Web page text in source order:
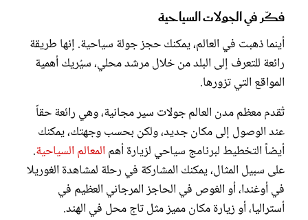
فكّر في الجولات السياحية
أينما ذهبت في العالم، يمكنك حجز جولة سياحية. إنها طريقة
رائعة للتعرف إلى البلد من خلال مرشد محلي، سيُريك أهمية
المواقع التي تزورها.
تُقدم معظم مدن العالم جولات سير مجانية، وهي رائعة حقاً
عند الوصول إلى مكان جديد، ولكن بحسب وجهتك، يمكنك
أيضاً التخطيط لبرنامج سياحي لزيارة أهم المعالم السياحية.
على سبيل المثال، يمكنك المشاركة في رحلة لمشاهدة الغوريلا
في أوغندا، أو الغوص في الحاجز المرجاني العظيم في
أستراليا، أو زيارة مكان مميز مثل تاج محل في الهند.